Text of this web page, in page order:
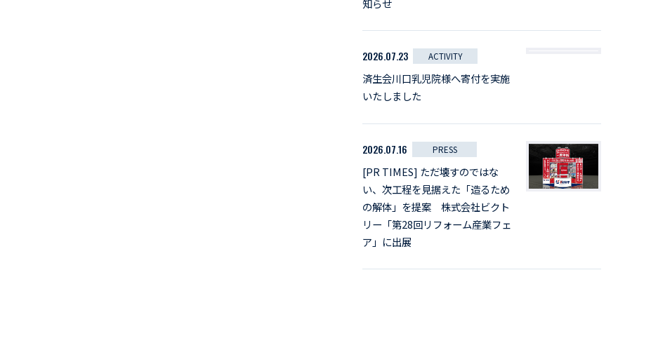
知らせ
2026.07.23 ACTIVITY
済生会川口乳児院様へ寄付を実施
いたしました
2026.07.16 PRESS
[PR TIMES] ただ壊すのではな
い、次工程を見据えた「造るため
の解体」を提案 株式会社ビクト
リー「第28回リフォーム産業フェ
ア」に出展